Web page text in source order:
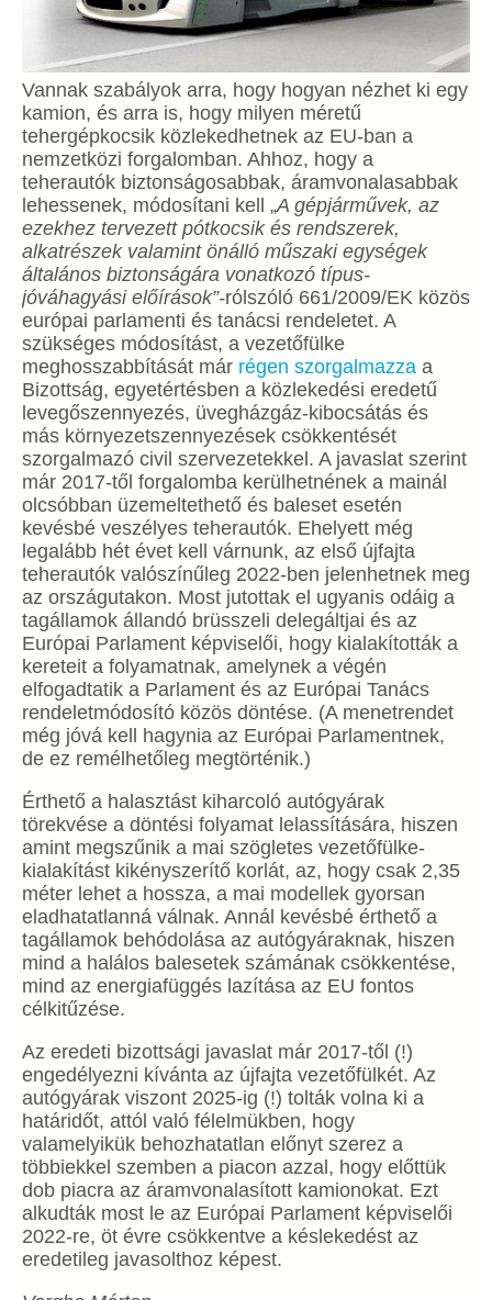
Vannak szabályok arra, hogy hogyan nézhet ki egy
kamion, és arra is, hogy milyen méretű
tehergépkocsik közlekedhetnek az EU-ban a
nemzetközi forgalomban. Ahhoz, hogy a
teherautók biztonságosabbak, áramvonalasabbak
lehessenek, módosítani kell „A gépjárművek, az
ezekhez tervezett pótkocsik és rendszerek,
alkatrészek valamint önálló műszaki egységek
általános biztonságára vonatkozó típus-
jóváhagyási előírások”-rólszóló 661/2009/EK közös
európai parlamenti és tanácsi rendeletet. A
szükséges módosítást, a vezetőfülke
meghosszabbítását már régen szorgalmazza a
Bizottság, egyetértésben a közlekedési eredetű
levegőszennyezés, üvegházgáz-kibocsátás és
más környezetszennyezések csökkentését
szorgalmazó civil szervezetekkel. A javaslat szerint
már 2017-től forgalomba kerülhetnének a mainál
olcsóbban üzemeltethető és baleset esetén
kevésbé veszélyes teherautók. Ehelyett még
legalább hét évet kell várnunk, az első újfajta
teherautók valószínűleg 2022-ben jelenhetnek meg
az országutakon. Most jutottak el ugyanis odáig a
tagállamok állandó brüsszeli delegáltjai és az
Európai Parlament képviselői, hogy kialakították a
kereteit a folyamatnak, amelynek a végén
elfogadtatik a Parlament és az Európai Tanács
rendeletmódosító közös döntése. (A menetrendet
még jóvá kell hagynia az Európai Parlamentnek,
de ez remélhetőleg megtörténik.)
Érthető a halasztást kiharcoló autógyárak
törekvése a döntési folyamat lelassítására, hiszen
amint megszűnik a mai szögletes vezetőfülke-
kialakítást kikényszerítő korlát, az, hogy csak 2,35
méter lehet a hossza, a mai modellek gyorsan
eladhatatlanná válnak. Annál kevésbé érthető a
tagállamok behódolása az autógyáraknak, hiszen
mind a halálos balesetek számának csökkentése,
mind az energiafüggés lazítása az EU fontos
célkitűzése.
Az eredeti bizottsági javaslat már 2017-től (!)
engedélyezni kívánta az újfajta vezetőfülkét. Az
autógyárak viszont 2025-ig (!) tolták volna ki a
határidőt, attól való félelmükben, hogy
valamelyikük behozhatatlan előnyt szerez a
többiekkel szemben a piacon azzal, hogy előttük
dob piacra az áramvonalasított kamionokat. Ezt
alkudták most le az Európai Parlament képviselői
2022-re, öt évre csökkentve a késlekedést az
eredetileg javasolthoz képest.